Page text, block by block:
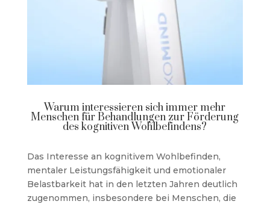
Warum interessieren sich immer mehr
Menschen für Behandlungen zur Förderung
des kognitiven Wohlbefindens?
Das Interesse an kognitivem Wohlbefinden,
mentaler Leistungsfähigkeit und emotionaler
Belastbarkeit hat in den letzten Jahren deutlich
zugenommen, insbesondere bei Menschen, die